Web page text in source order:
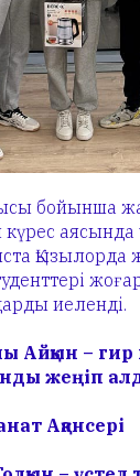
бойынша
иеленді.
Айқын – гир
жеңіп
Ақансері